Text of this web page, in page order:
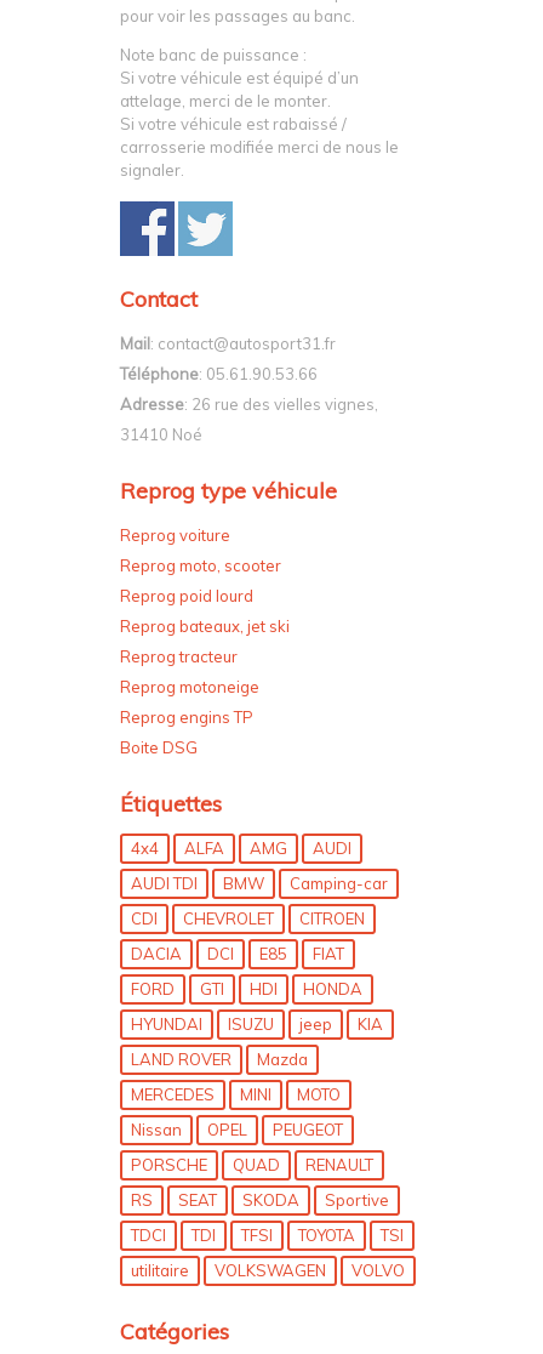
pour voir les passages au banc.
Note banc de puissance :
Si votre véhicule est équipé d’un
attelage, merci de le monter.
Si votre véhicule est rabaissé /
carrosserie modifiée merci de nous le
signaler.
Contact
Mail: contact@autosport31.fr
Téléphone: 05.61.90.53.66
Adresse: 26 rue des vielles vignes,
31410 Noé
Reprog type véhicule
Reprog voiture
Reprog moto, scooter
Reprog poid lourd
Reprog bateaux, jet ski
Reprog tracteur
Reprog motoneige
Reprog engins TP
Boite DSG
Étiquettes
4x4 ALFA AMG
AUDI
AUDI TDI
BMW
Camping-car
CDI
CHEVROLET
CITROEN
DACIA
DCI E85
FIAT
FORD
GTI HDI
HONDA
HYUNDAI
ISUZU jeep
KIA
LAND ROVER
Mazda
MERCEDES
MINI
MOTO
Nissan
OPEL
PEUGEOT
PORSCHE
QUAD
RENAULT
RS
SEAT SKODA
Sportive
TDCI
TDI TFSI TOYOTA
TSI
utilitaire
VOLKSWAGEN VOLVO
Catégories